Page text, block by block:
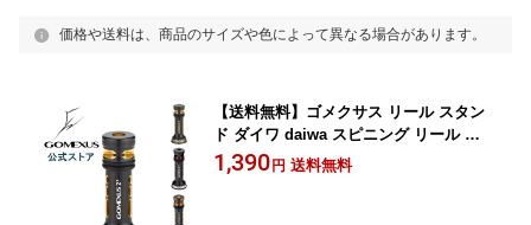
価格や送料は、商品のサイズや色によって異なる場合があります。
【送料無料】ゴメクサス リール スタン
ド ダイワ daiwa スピニング リール 用
カスタム パーツ リールスタンド 14 18
月下美人 18 21フリームス 18 エクセラ
1,390 円 送料無料